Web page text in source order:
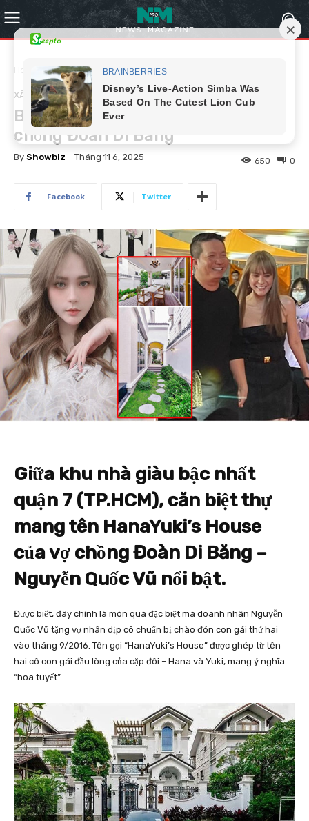
Home Xã hội
XÃ HỘI
Bên trong biệt thự quận 7 của vợ
chồng Đoàn Di Băng
By Showbiz Tháng 11 6, 2025 0
650
Facebook Twitter
Giữa khu nhà giàu bậc nhất
quận 7 (TP.HCM), căn biệt thự
mang tên HanaYuki’s House
của vợ chồng Đoàn Di Băng –
Nguyễn Quốc Vũ nổi bật.
Được biết, đây chính là món quà đặc biệt mà doanh nhân Nguyễn
Quốc Vũ tặng vợ nhân dịp cô chuẩn bị chào đón con gái thứ hai
vào tháng 9/2016. Tên gọi “HanaYuki’s House” được ghép từ tên
hai cô con gái đầu lòng của cặp đôi – Hana và Yuki, mang ý nghĩa
“hoa tuyết”.